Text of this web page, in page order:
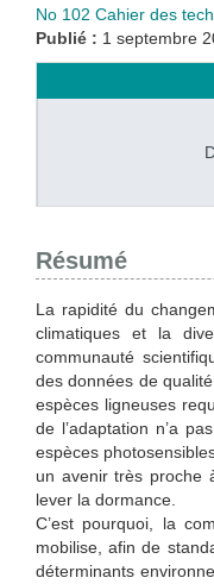
No 102 Cahier des
Publié : 1 septembre
Résumé
La rapidité du
climatiques et la
communauté
des données de
espèces ligneuses
de l’adaptation n’a
espèces
un avenir très proche
lever la dormance.
C’est pourquoi, la
mobilise, afin de
déterminants